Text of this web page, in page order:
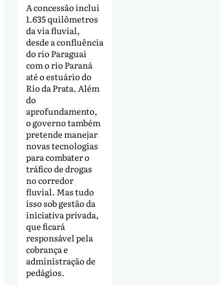
A concessão inclui
1.635 quilômetros
da via fluvial,
desde a confluência
do rio Paraguai
com o rio Paraná
até o estuário do
Rio da Prata. Além
do
aprofundamento,
o governo também
pretende manejar
novas tecnologias
para combater o
tráfico de drogas
no corredor
fluvial. Mas tudo
isso sob gestão da
iniciativa privada,
que ficará
responsável pela
cobrança e
administração de
pedágios.